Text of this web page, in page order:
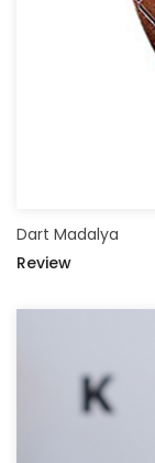
Dart Madalya
Review